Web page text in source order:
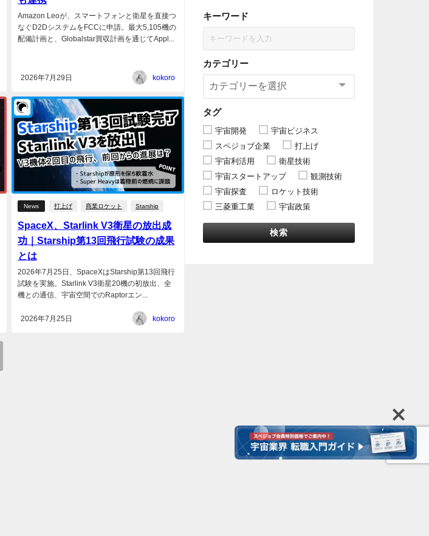
Amazon Leoが、スマートフォンと衛星を直接つ
なぐD2DシステムをFCCに申請。最大5,105機の
配備計画と、Globalstar買収計画を通じてAppl...
2026年7月29日 kokoro
News 打上げ 商業ロケット Starship
SpaceX、Starlink V3衛星の放出成
功｜Starship第13回飛行試験の成果
とは
2026年7月25日、SpaceXはStarship第13回飛行
試験を実施。Starlink V3衛星20機の初放出、全
機との通信、宇宙空間でのRaptorエン...
2026年7月25日 kokoro
キーワード
カテゴリー
タグ
宇宙開発
宇宙ビジネス
スペジョブ企業
打上げ
宇宙利活用
衛星技術
宇宙スタートアップ
観測技術
宇宙探査
ロケット技術
三菱重工業
宇宙政策
検索